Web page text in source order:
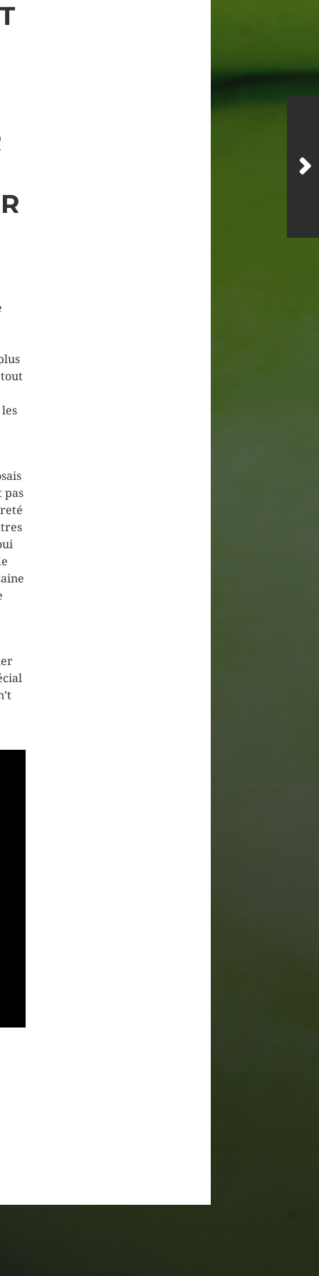
tout
pas